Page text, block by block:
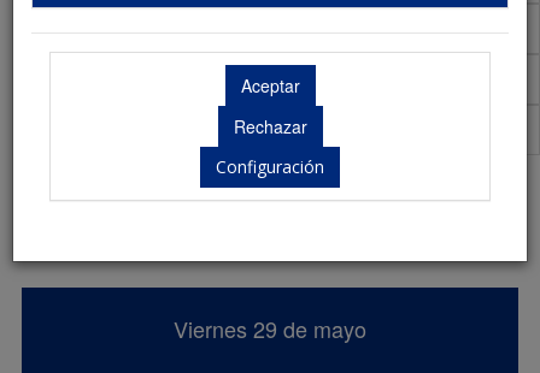
Configuración
Aula Virtual de Comunicaciones
Presentación de resultados de la beca
Viernes 29 de mayo